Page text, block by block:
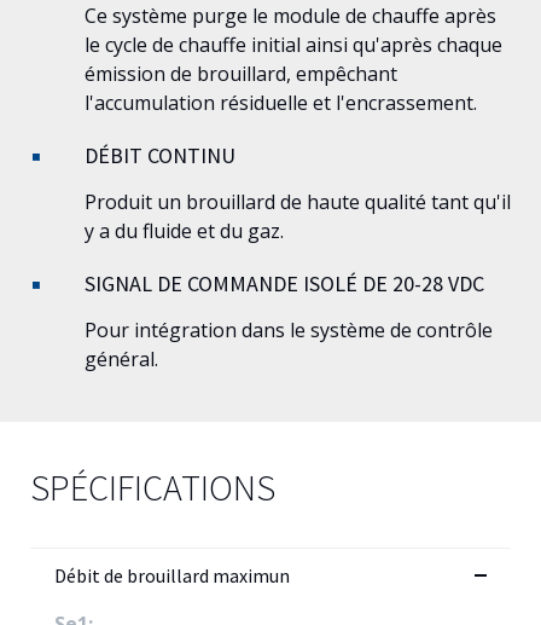
Ce système purge le module de chauffe après
le cycle de chauffe initial ainsi qu'après chaque
émission de brouillard, empêchant
l'accumulation résiduelle et l'encrassement.
DÉBIT CONTINU
Produit un brouillard de haute qualité tant qu'il
y a du fluide et du gaz.
SIGNAL DE COMMANDE ISOLÉ DE 20-28 VDC
Pour intégration dans le système de contrôle
général.
SPÉCIFICATIONS
Débit de brouillard maximun